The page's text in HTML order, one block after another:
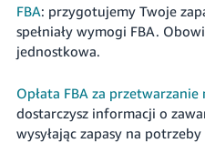
FBA: przygotujemy Twoje
spełniały wymogi FBA.
jednostkowa.
Opłata FBA za przetwarzanie
dostarczysz informacji o
wysyłając zapasy na potrzeby